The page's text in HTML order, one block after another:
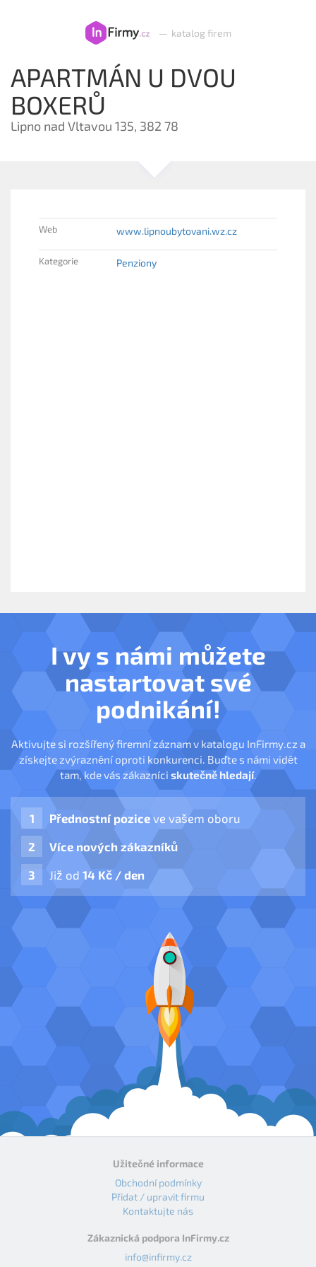
— katalog firem
APARTMÁN U DVOU
BOXERŮ
Lipno nad Vltavou 135, 382 78
Web www.lipnoubytovani.wz.cz
Kategorie Penziony
I vy s námi můžete
nastartovat své
podnikání!
Aktivujte si rozšířený firemní záznam v katalogu InFirmy.cz a
získejte zvýraznění oproti konkurenci. Buďte s námi vidět
tam, kde vás zákazníci skutečně hledají.
Přednostní pozice ve vašem oboru
Více nových zákazníků
Již od 14 Kč / den
Užitečné informace
Obchodní podmínky
Přidat / upravit firmu
Kontaktujte nás
Zákaznická podpora InFirmy.cz
info@infirmy.cz